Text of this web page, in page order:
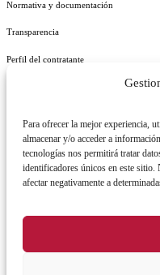
Para ofrecer la mejor experiencia,
almacenar y/o acceder a
tecnologías nos permitirá tratar
identificadores únicos en este
afectar negativamente a
Normativa y documentación
Transparencia
Perfil del contratante